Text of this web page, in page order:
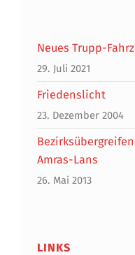
Neues Trupp-
29. Juli 2021
Friedenslicht
23. Dezember 2004
Amras-Lans
26. Mai 2013
LINKS